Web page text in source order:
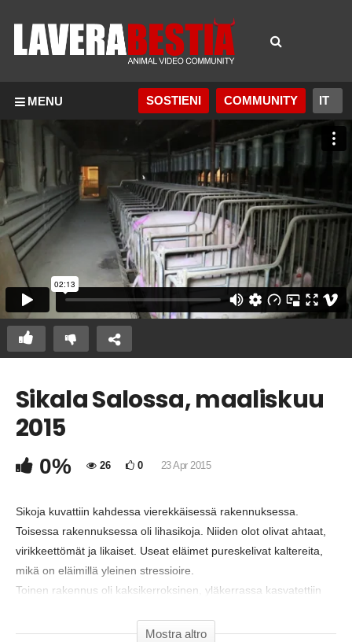
MENU SOSTIENI COMMUNITY
COMMENTA
Sikala Salossa, maaliskuu
2015
0% 26 0 23 Apr 2015
Sikoja kuvattiin kahdessa vierekkäisessä rakennuksessa.
Toisessa rakennuksessa oli lihasikoja. Niiden olot olivat ahtaat,
virikkeettömät ja likaiset. Useat eläimet pureskelivat kaltereita,
mikä on eläimillä yleinen stressioire.
Toinen rakennus oli kaksikerroksinen, yläkerrassa kasvatettiin
osa emakoista oli ahtaissa häkeissä, joissa ei ollut tilaa liikkua
Mostra altro